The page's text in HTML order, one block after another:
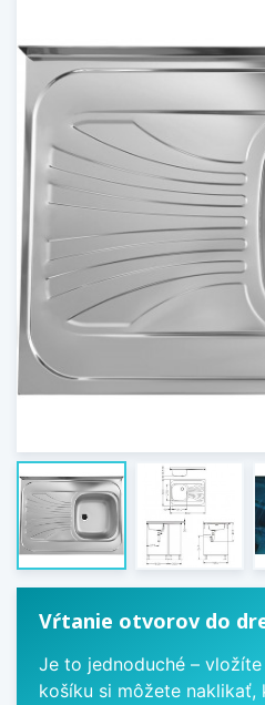
Vŕtanie otvorov do
Je to jednoduché –
košíku si môžete